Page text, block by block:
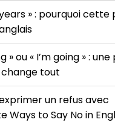
» : pourquoi cette
» ou « I’m going » :
tout
un refus avec
Ways to Say No in